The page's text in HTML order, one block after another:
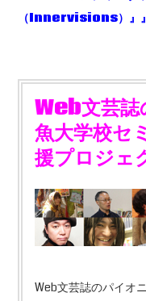
（Innervisions）』
Web文芸
魚大学校セ
援プロジェ
Web文芸誌のパイオ